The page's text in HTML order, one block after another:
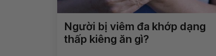
Người bị viêm đa khớp dạng
thấp kiêng ăn gì?